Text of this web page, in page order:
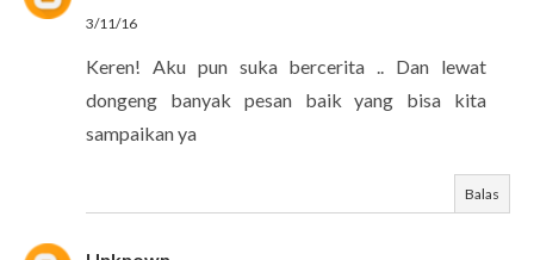
3/11/16
Keren! Aku pun suka bercerita .. Dan lewat
dongeng banyak pesan baik yang bisa kita
sampaikan ya
Balas